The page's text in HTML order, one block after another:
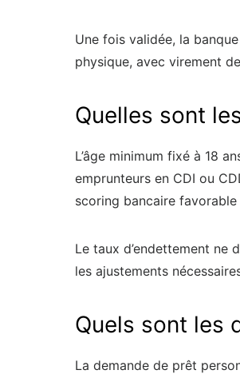
Une fois validée, la
physique, avec virement
Quelles sont
L’âge minimum fixé à 18
emprunteurs en CDI ou
scoring bancaire
Le taux d’endettement ne
les ajustements
Quels sont les
La demande de prêt